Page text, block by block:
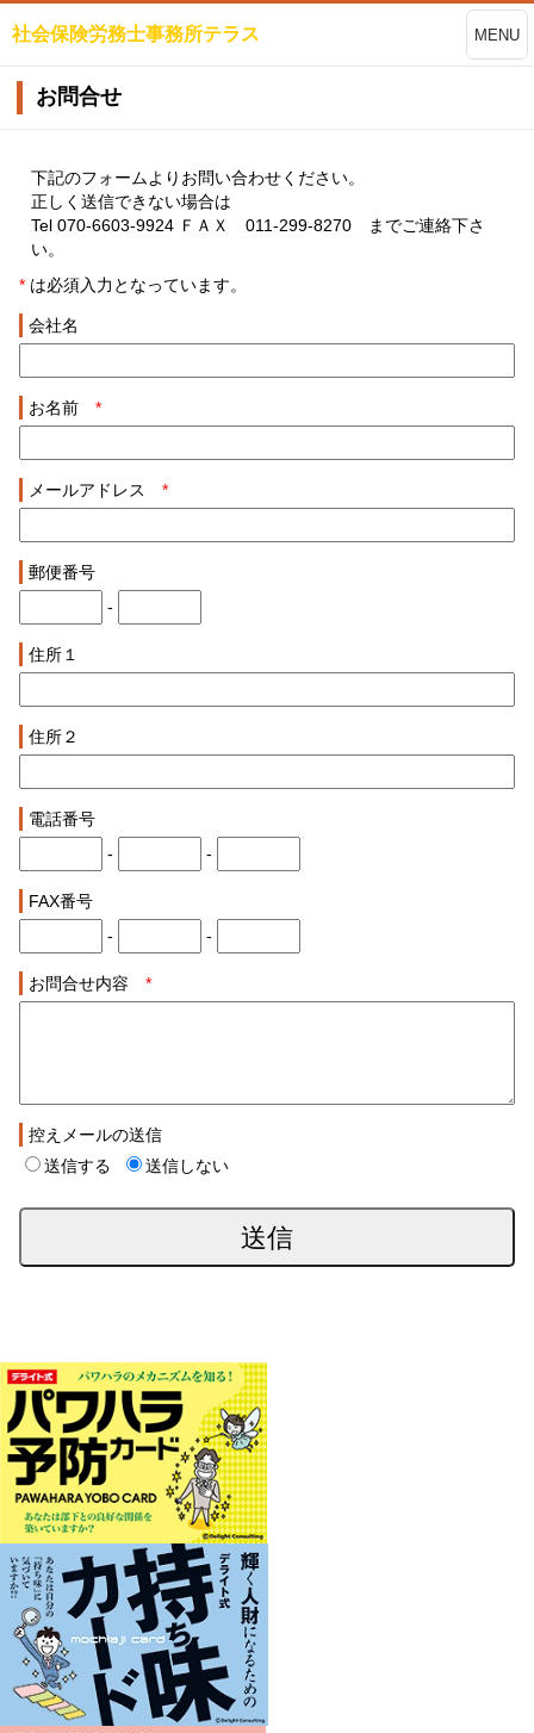
社会保険労務士事務所テラス MENU
お問合せ
下記のフォームよりお問い合わせください。
正しく送信できない場合は
Tel 070-6603-9924 ＦＡＸ 011-299-8270 までご連絡下さ
い。
* は必須入力となっています。
会社名
お名前 *
メールアドレス *
郵便番号
-
住所１
住所２
電話番号
-
-
FAX番号
-
-
お問合せ内容 *
控えメールの送信
送信する
送信しない